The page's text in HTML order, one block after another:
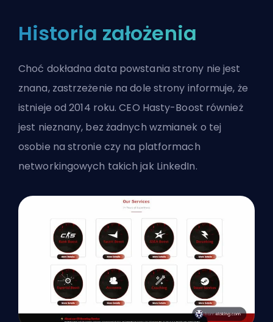
Historia założenia
Choć dokładna data powstania strony nie jest
znana, zastrzeżenie na dole strony informuje, że
istnieje od 2014 roku. CEO Hasty-Boost również
jest nieznany, bez żadnych wzmianek o tej
osobie na stronie czy na platformach
networkingowych takich jak LinkedIn.